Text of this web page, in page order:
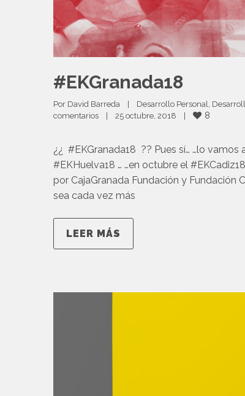
#EKGranada18
Por David Barreda | Desarrollo Personal
comentarios
| 25 octubre, 2018 | 8
¿¿ #EKGranada18 ?? Pues sí… …lo vamos
#EKHuelva18 … …en octubre el
por CajaGranada Fundación y Fundación
sea cada vez más
LEER MÁS